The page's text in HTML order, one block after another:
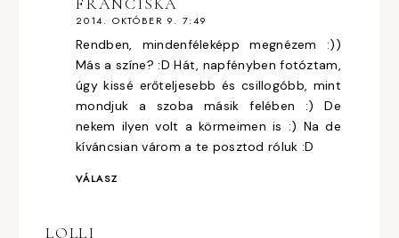
2014. OKTÓBER 9. 7:49
Rendben, mindenféleképp megnézem :))
Más a színe? :D Hát, napfényben fotóztam,
úgy kissé erőteljesebb és csillogóbb, mint
mondjuk a szoba másik felében :) De
nekem ilyen volt a körmeimen is :) Na de
kíváncsian várom a te posztod róluk :D
VÁLASZ
LOLLI